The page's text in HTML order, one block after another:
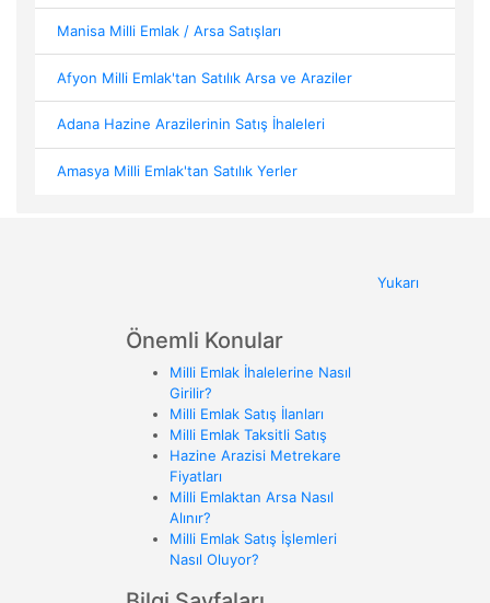
Manisa Milli Emlak / Arsa Satışları
Afyon Milli Emlak'tan Satılık Arsa ve Araziler
Adana Hazine Arazilerinin Satış İhaleleri
Amasya Milli Emlak'tan Satılık Yerler
Yukarı
Önemli Konular
Milli Emlak İhalelerine Nasıl
Girilir?
Milli Emlak Satış İlanları
Milli Emlak Taksitli Satış
Hazine Arazisi Metrekare
Fiyatları
Milli Emlaktan Arsa Nasıl
Alınır?
Milli Emlak Satış İşlemleri
Nasıl Oluyor?